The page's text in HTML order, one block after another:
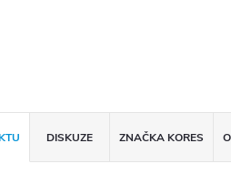
DISKUZE ZNAČKA KORES